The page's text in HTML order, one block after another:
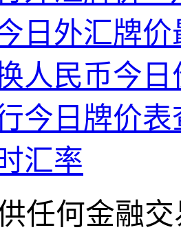
日外汇牌价
人民币今
今日牌价表
汇率
任何金融